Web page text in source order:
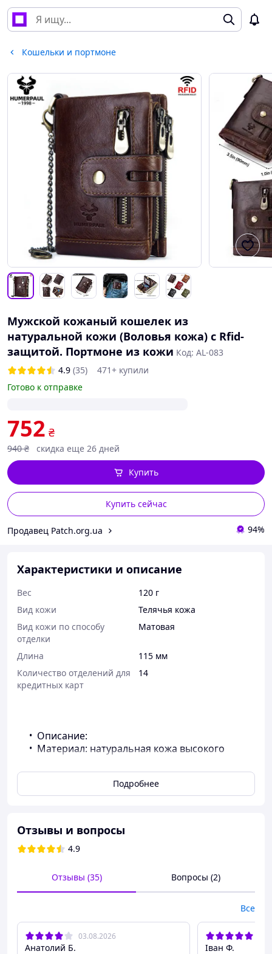
Кошельки и портмоне
Мужской кожаный кошелек из
натуральной кожи (Воловья кожа) с Rfid-
защитой. Портмоне из кожи Код: AL-083
4.9 (35)
471+ купили
Готово к отправке
752 ₴
940 ₴ скидка еще 26 дней
Купить сейчас
Купить
Продавец Patch.org.ua 94%
Характеристики и описание
Вес
120 г
Вид кожи
Телячья кожа
Вид кожи по способу
отделки
Матовая
Длина
115 мм
Количество отделений для
кредитных карт
14
Описание:
Материал: натуральная кожа высокого
2 отдела для банкнот
3 отдела для монет
14 отделов для карт
съемная цепочка
Размеры: 115*90*25 мм
Вес:120 г
коричневый, красный, зеленый
Подробнее
Отзывы и вопросы
4.9
Отзывы (35) Вопросы (2)
Все
03.08.2026
Анатолий Б. Іван Ф.